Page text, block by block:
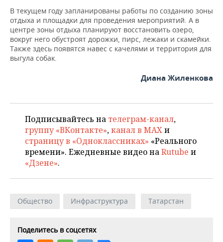
ОПК
ЭНЕРГЕТИКА
ТРАНСПОРТ
УСЛУГИ
IT
МЕДИА
ТЕЛЕКОММУНИКАЦИИ
НОВОСТИ МЕРОПРИЯТИЙ
ВЫЕЗДНАЯ РЕДАКЦИЯ
БИЗНЕС-БРАНЧИ
СПОРТ
НОВОСТИ СПОРТА
ФУТБОЛ
ВОЛЕЙБОЛ
КИБЕРСПОРТ
ФИГУРНОЕ КАТАНИЕ
ВОДНЫЕ ВИДЫ СПОРТА
ОБЩЕСТВО
НОВОСТИ ОБЩЕСТВА
ИСТОРИЯ
КУЛЬТУРА
МЕДИЦИНА
ОБРАЗОВАНИЕ
ФОТОГАЛЕРЕЯ
СПИСОК ПЕРСОН
СПИСОК КОМПАНИЙ
ПОЛНАЯ ВЕРСИЯ
В текущем году запланированы работы по созданию зоны
отдыха и площадки для проведения мероприятий. А в
центре зоны отдыха планируют восстановить озеро,
вокруг него обустроят дорожки, пирс, лежаки и скамейки.
Также здесь появятся навес с качелями и территория для
выгула собак.
Диана Жиленкова
Подписывайтесь на телеграм-канал,
группу «ВКонтакте»,канал в MAXи
страницу в «Одноклассниках» «Реального
времени». Ежедневные видео наRutube и
«Дзене».
Общество Инфраструктура Татарстан
Поделитесь в соцсетях